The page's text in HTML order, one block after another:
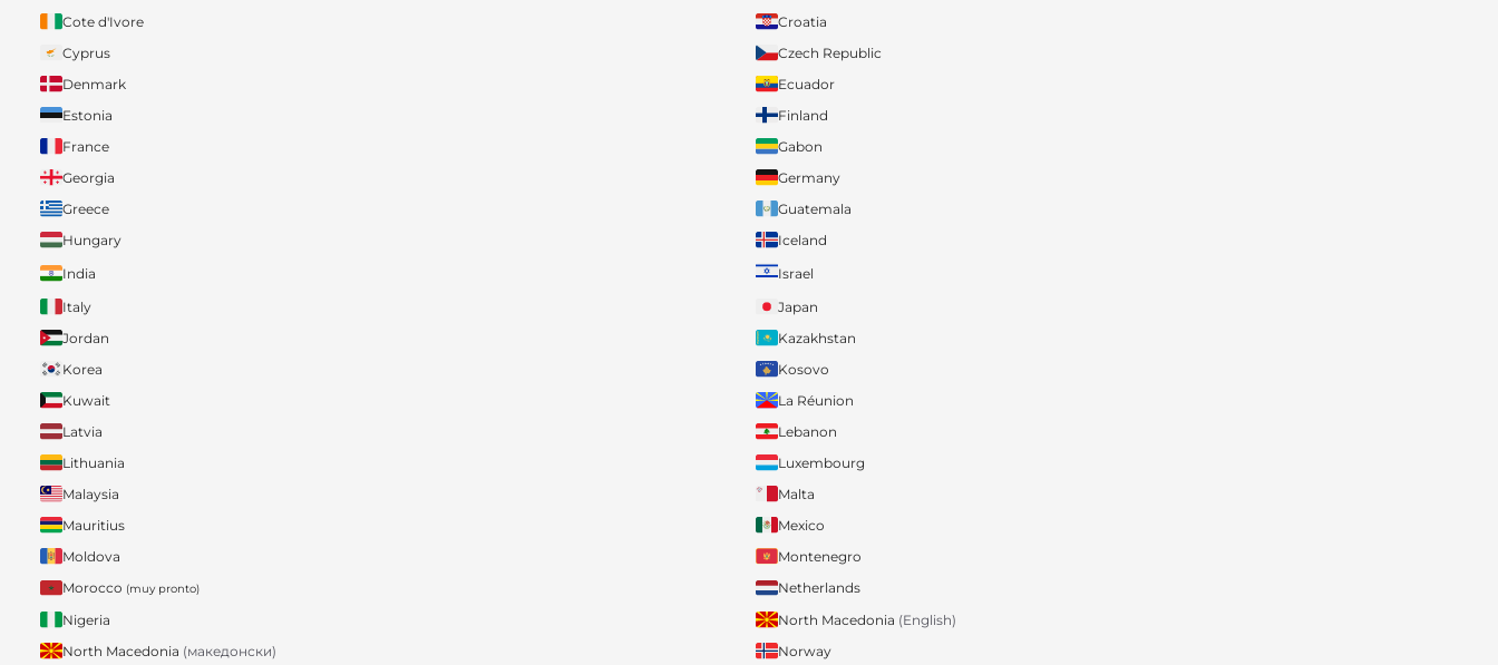
Cote d'Ivore
Croatia
Cyprus
Czech Republic
Denmark
Ecuador
Estonia
Finland
France
Gabon
Georgia
Germany
Greece
Guatemala
Hungary
Iceland
India
Israel
Italy
Japan
Jordan
Kazakhstan
Korea
Kosovo
Kuwait
La Réunion
Latvia
Lebanon
Lithuania
Luxembourg
Malaysia
Malta
Mauritius
Mexico
Moldova
Montenegro
Morocco (muy pronto)
Netherlands
Nigeria
North Macedonia (English)
North Macedonia (македонски) Norway